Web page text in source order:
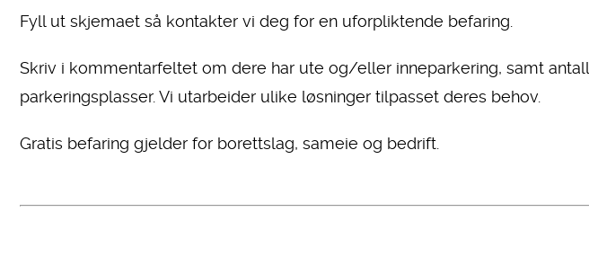
Fyll ut skjemaet så kontakter vi deg for en uforpliktende befaring.
Skriv i kommentarfeltet om dere har ute og/eller inneparkering, samt antall
parkeringsplasser. Vi utarbeider ulike løsninger tilpasset deres behov.
Gratis befaring gjelder for borettslag, sameie og bedrift.